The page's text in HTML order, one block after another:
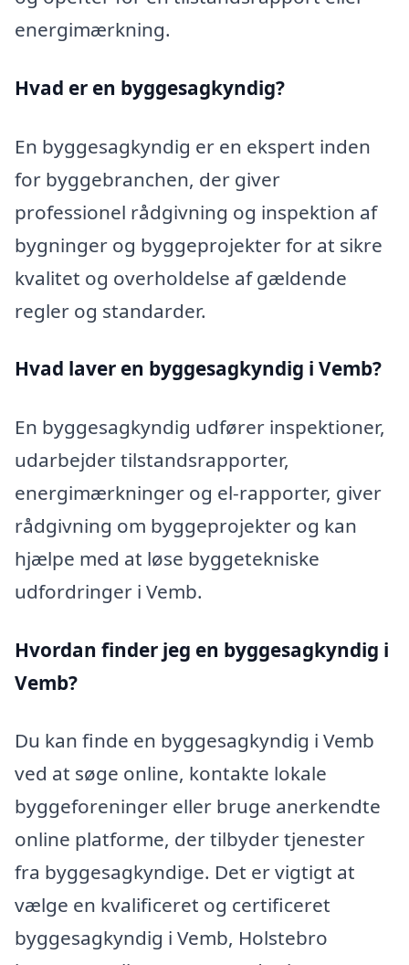
energimærkning.
Hvad er en byggesagkyndig?
En byggesagkyndig er en ekspert inden
for byggebranchen, der giver
professionel rådgivning og inspektion af
bygninger og byggeprojekter for at sikre
kvalitet og overholdelse af gældende
regler og standarder.
Hvad laver en byggesagkyndig i Vemb?
En byggesagkyndig udfører inspektioner,
udarbejder tilstandsrapporter,
energimærkninger og el-rapporter, giver
rådgivning om byggeprojekter og kan
hjælpe med at løse byggetekniske
udfordringer i Vemb.
Hvordan finder jeg en byggesagkyndig i
Vemb?
Du kan finde en byggesagkyndig i Vemb
ved at søge online, kontakte lokale
byggeforeninger eller bruge anerkendte
online platforme, der tilbyder tjenester
fra byggesagkyndige. Det er vigtigt at
vælge en kvalificeret og certificeret
byggesagkyndig i Vemb, Holstebro